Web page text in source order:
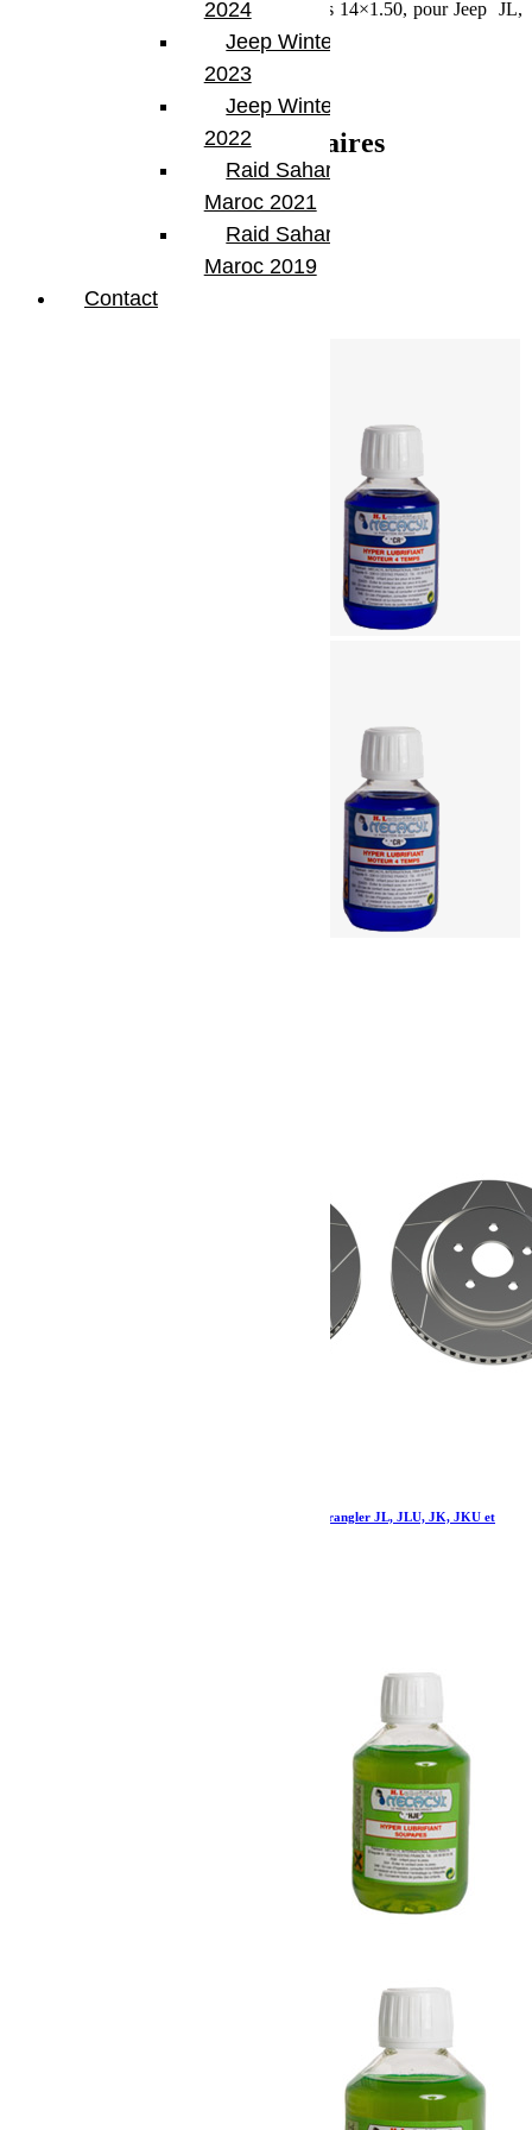
Epaisseur 30mm. Entraxe 5×127. Goujons 14×1.50, pour Jeep JL,
Informations complémentaires
20 × 20 × 10 cm
Produits similaires
Kit de freins avant Teraflex Delta pour Jeep Wrangler JL, JLU, JK, JKU et
2024
Jeep Winter Tour
2023
Jeep Winter Tour
2022
Raid Sahara Tour
Maroc 2021
Raid Sahara Tour
Maroc 2019
Contact